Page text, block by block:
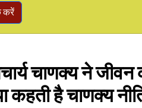
करें
चाणक्य ने जीवन
कहती है चाणक्य